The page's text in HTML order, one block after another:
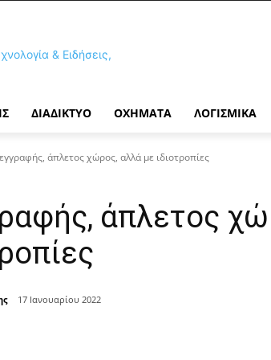
ΔΙΑΔΊΚΤΥΟ ΟΧΉΜΑΤΑ ΛΟΓΙΣΜΙΚΆ
άπλετος χώρος, αλλά με ιδιοτροπίες
άπλετος
17 Ιανουαρίου 2022